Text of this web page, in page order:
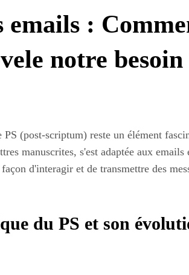
emails :
notre
(post-scriptum) reste un élément
manuscrites, s'est adaptée aux
d'interagir et de transmettre des
du PS et son